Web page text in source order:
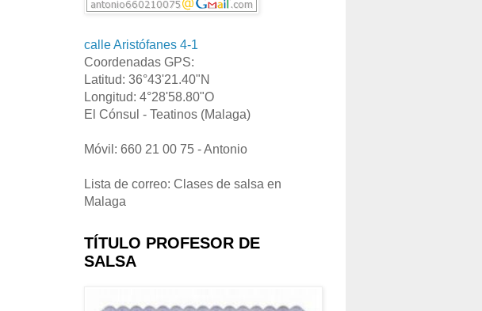
calle Aristófanes 4-1
Coordenadas GPS:
Latitud: 36°43'21.40"N
Longitud: 4°28'58.80"O
El Cónsul - Teatinos (Malaga)
Móvil: 660 21 00 75 - Antonio
Lista de correo: Clases de salsa en
Malaga
TÍTULO PROFESOR DE
SALSA